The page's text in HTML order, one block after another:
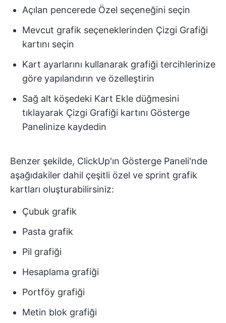
Açılan pencerede Özel seçeneğini seçin
Mevcut grafik seçeneklerinden Çizgi Grafiği
kartını seçin
Kart ayarlarını kullanarak grafiği tercihlerinize
göre yapılandırın ve özelleştirin
Sağ alt köşedeki Kart Ekle düğmesini
tıklayarak Çizgi Grafiği kartını Gösterge
Panelinize kaydedin
Benzer şekilde, ClickUp'ın Gösterge Paneli'nde
aşağıdakiler dahil çeşitli özel ve sprint grafik
kartları oluşturabilirsiniz:
Çubuk grafik
Pasta grafik
Pil grafiği
Hesaplama grafiği
Portföy grafiği
Metin blok grafiği